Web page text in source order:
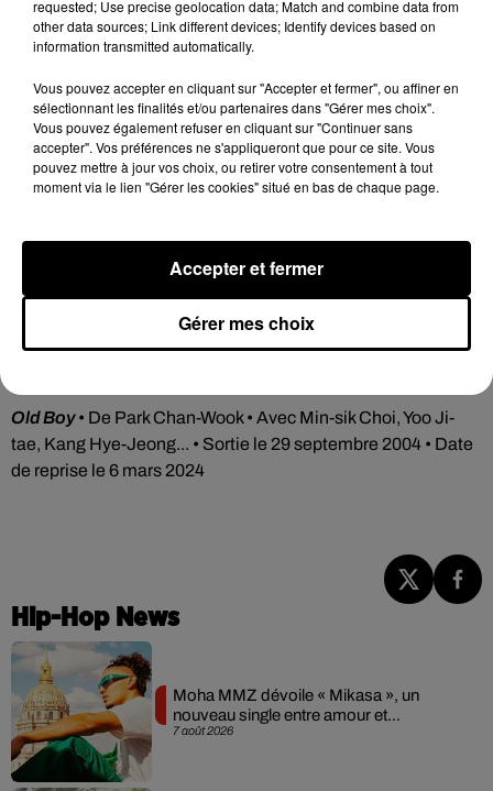
Cet élément est masqué compte-tenu du refus du
dépôt de cookies que vous avez exprimé. Si vous
souhaitez l'afficher, merci de nous donner votre accord
en cliquant sur le bouton ci-dessous.
Afficher l'élément
La Vie de ma mère• De Julien Carpentier • Avec Agnès
Jaoui, William Lebghil, Alison Wheeler... • Sortie le 6 mars
2024
• De Nicolas Boukhrief • Avec Vincent
Lindon, Karole Rocher, Stefan Virgil Stoica • Sortie le 6 mars
Old Boy• De Park Chan-Wook • Avec Min-sik Choi, Yoo Ji-
tae, Kang Hye-Jeong... • Sortie le 29 septembre 2004 • Date
de reprise le 6 mars 2024
Hip-Hop News
7 août 2026
Moha MMZ dévoile « Mikasa », un
nouveau single entre amour et...
requested; Use precise geolocation data; Match and combine data from
other data sources; Link different devices; Identify devices based on
information transmitted automatically.
Vous pouvez accepter en cliquant sur "Accepter et fermer", ou affiner en
sélectionnant les finalités et/ou partenaires dans "Gérer mes choix".
Vous pouvez également refuser en cliquant sur "Continuer sans
accepter". Vos préférences ne s'appliqueront que pour ce site. Vous
pouvez mettre à jour vos choix, ou retirer votre consentement à tout
moment via le lien "Gérer les cookies" situé en bas de chaque page.
Gérer mes choix
Accepter et fermer